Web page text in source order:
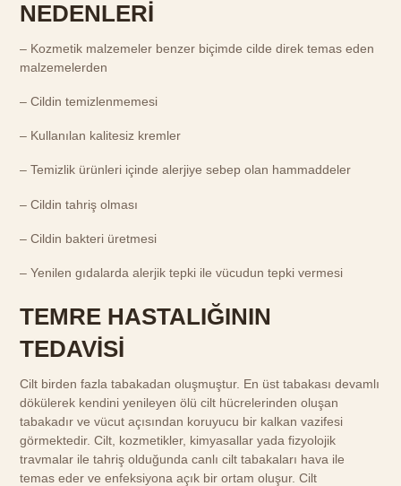
NEDENLERİ
– Kozmetik malzemeler benzer biçimde cilde direk temas eden
malzemelerden
– Cildin temizlenmemesi
– Kullanılan kalitesiz kremler
– Temizlik ürünleri içinde alerjiye sebep olan hammaddeler
– Cildin tahriş olması
– Cildin bakteri üretmesi
– Yenilen gıdalarda alerjik tepki ile vücudun tepki vermesi
TEMRE HASTALIĞININ
TEDAVİSİ
Cilt birden fazla tabakadan oluşmuştur. En üst tabakası devamlı
dökülerek kendini yenileyen ölü cilt hücrelerinden oluşan
tabakadır ve vücut açısından koruyucu bir kalkan vazifesi
görmektedir. Cilt, kozmetikler, kimyasallar yada fizyolojik
travmalar ile tahriş olduğunda canlı cilt tabakaları hava ile
temas eder ve enfeksiyona açık bir ortam oluşur. Cilt